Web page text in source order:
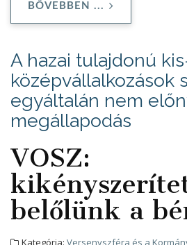
BŐVEBBEN ...
A hazai tulajdonú
középvállalkozások
egyáltalán nem
megállapodás
VOSZ:
belőlünk a
Kategória: Versenyszféra és a